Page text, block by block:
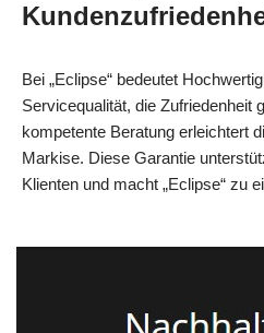
Bei „Eclipse“ bedeutet
Servicequalität, die Zufriedenheit
kompetente Beratung erleichtert
Markise. Diese Garantie
Klienten und macht „Eclipse“ zu